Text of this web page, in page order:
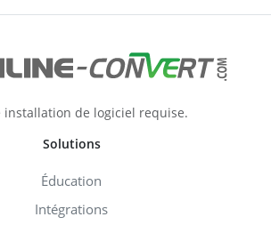
installation de logiciel requise.
Solutions
Éducation
Intégrations